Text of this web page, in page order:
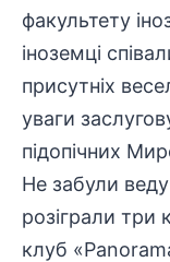
факультету
іноземці
присутніх
уваги
підопічних
Не забули
розіграли три
клуб